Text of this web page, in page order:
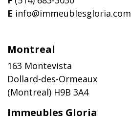
E info@immeublesgloria.com
Montreal
163 Montevista
Dollard-des-Ormeaux
(Montreal) H9B 3A4
Immeubles Gloria